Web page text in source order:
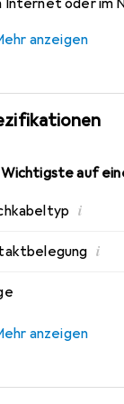
Internet oder im
anzeigen
Wichtigste auf
i
i
anzeigen